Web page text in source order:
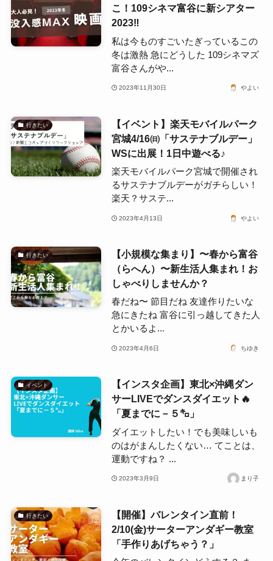
こ！109シネマ富谷に新シアター
2023‼
私は今ものすごいたぎっているこの
冬は激熱 急にどうした 109シネマズ
富谷さんがや...
2023年11月30日 やよい
行きたい
【イベント】楽天モバイルパーク
宮城4/16㈰「サステナブルデー」
WSに出展！1日中遊べる♪
楽天モバイルパーク宮城で開催され
るサステナブルデーがガチらしい！
楽天？サステ...
2023年4月13日 やよい
行きたい
【小規模な集まり】〜春から富谷
（らへん）〜新生活人集まれ！お
しゃべりしませんか？
春だね〜 節目だね 友達作りたいな
急にきたね 富谷に引っ越してきた人
とかいるよ...
2023年4月6日 ちゆき
イベント
【インスタ企画】東北×沖縄ダン
サーLIVEでダンスダイエット🔥
「夏までに－５㌔」
ダイエットしたい！でも美味しいも
のはがまんしたくない… てことは、
運動ですね？ ...
2023年3月9日 まり子
行きたい
【開催】バレンタイン直前！
2/10(金)サーターアンダギー教室
「手作りあげちゃう？」